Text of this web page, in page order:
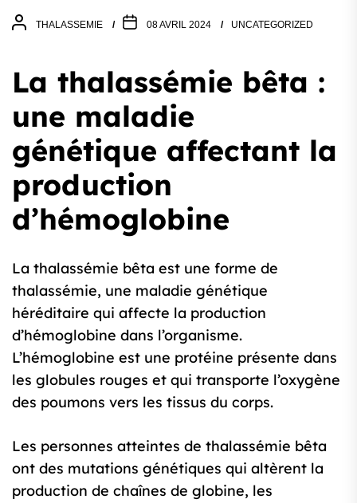
THALASSEMIE 08 AVRIL 2024 UNCATEGORIZED
La thalassémie bêta :
une maladie
génétique affectant la
production
d’hémoglobine
La thalassémie bêta est une forme de
thalassémie, une maladie génétique
héréditaire qui affecte la production
d’hémoglobine dans l’organisme.
L’hémoglobine est une protéine présente dans
les globules rouges et qui transporte l’oxygène
des poumons vers les tissus du corps.
Les personnes atteintes de thalassémie bêta
ont des mutations génétiques qui altèrent la
production de chaînes de globine, les